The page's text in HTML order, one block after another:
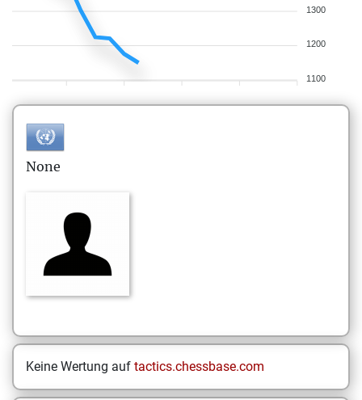
1300
1200
1100
None
Keine Wertung auf tactics.chessbase.com